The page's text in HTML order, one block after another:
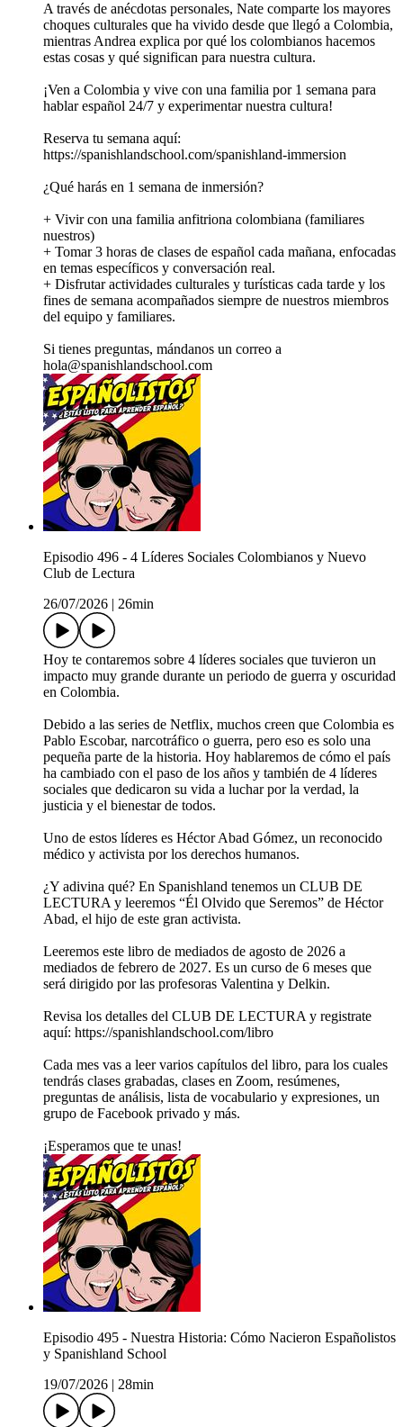
A través de anécdotas personales, Nate comparte los mayores
choques culturales que ha vivido desde que llegó a Colombia,
mientras Andrea explica por qué los colombianos hacemos
estas cosas y qué significan para nuestra cultura.
¡Ven a Colombia y vive con una familia por 1 semana para
hablar español 24/7 y experimentar nuestra cultura!
Reserva tu semana aquí:
https://spanishlandschool.com/spanishland-immersion
¿Qué harás en 1 semana de inmersión?
+ Vivir con una familia anfitriona colombiana (familiares
nuestros)
+ Tomar 3 horas de clases de español cada mañana, enfocadas
en temas específicos y conversación real.
+ Disfrutar actividades culturales y turísticas cada tarde y los
fines de semana acompañados siempre de nuestros miembros
del equipo y familiares.
Si tienes preguntas, mándanos un correo a
hola@spanishlandschool.com
Episodio 496 - 4 Líderes Sociales Colombianos y Nuevo
Club de Lectura
26/07/2026
26min
Hoy te contaremos sobre 4 líderes sociales que tuvieron un
impacto muy grande durante un periodo de guerra y oscuridad
en Colombia.
Debido a las series de Netflix, muchos creen que Colombia es
Pablo Escobar, narcotráfico o guerra, pero eso es solo una
pequeña parte de la historia. Hoy hablaremos de cómo el país
ha cambiado con el paso de los años y también de 4 líderes
sociales que dedicaron su vida a luchar por la verdad, la
justicia y el bienestar de todos.
Uno de estos líderes es Héctor Abad Gómez, un reconocido
médico y activista por los derechos humanos.
¿Y adivina qué? En Spanishland tenemos un CLUB DE
LECTURA y leeremos “Él Olvido que Seremos” de Héctor
Abad, el hijo de este gran activista.
Leeremos este libro de mediados de agosto de 2026 a
mediados de febrero de 2027. Es un curso de 6 meses que
será dirigido por las profesoras Valentina y Delkin.
Revisa los detalles del CLUB DE LECTURA y registrate
aquí: https://spanishlandschool.com/libro
Cada mes vas a leer varios capítulos del libro, para los cuales
tendrás clases grabadas, clases en Zoom, resúmenes,
preguntas de análisis, lista de vocabulario y expresiones, un
grupo de Facebook privado y más.
¡Esperamos que te unas!
Episodio 495 - Nuestra Historia: Cómo Nacieron Españolistos
y Spanishland School
19/07/2026
28min